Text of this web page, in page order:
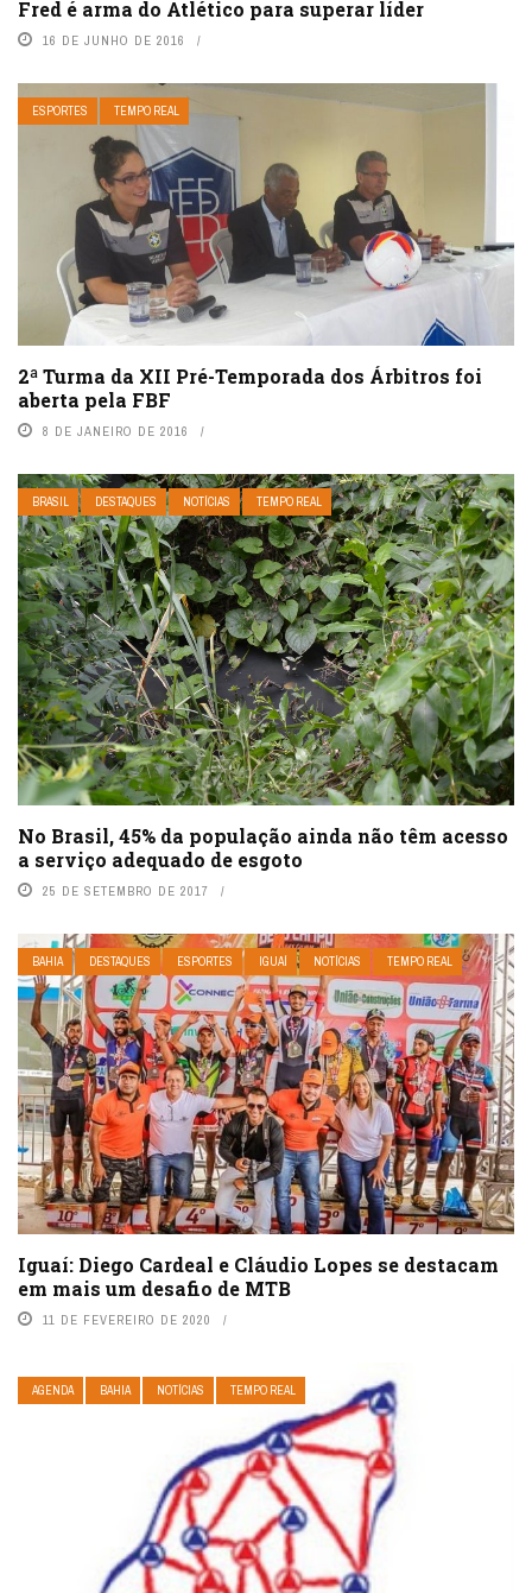
Fred é arma do Atlético para superar líder
16 DE JUNHO DE 2016
ESPORTES TEMPO REAL
2ª Turma da XII Pré-Temporada dos Árbitros foi
aberta pela FBF
8 DE JANEIRO DE 2016
BRASIL DESTAQUES NOTÍCIAS TEMPO REAL
No Brasil, 45% da população ainda não têm acesso
a serviço adequado de esgoto
25 DE SETEMBRO DE 2017
BAHIA DESTAQUES ESPORTES IGUAÍ NOTÍCIAS TEMPO REAL
Iguaí: Diego Cardeal e Cláudio Lopes se destacam
em mais um desafio de MTB
11 DE FEVEREIRO DE 2020
AGENDA BAHIA NOTÍCIAS TEMPO REAL